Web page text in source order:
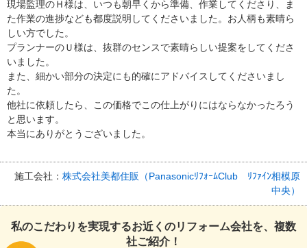
現場監理のＨ様は、いつも朝早くから準備、作業してくださり、ま
た作業の進捗なども都度説明してくださいました。お人柄も素晴ら
しい方でした。
プランナーのＵ様は、抜群のセンスで素晴らしい提案をしてくださ
いました。
また、細かい部分の決定にも的確にアドバイスしてくださいまし
た。
他社に依頼したら、この価格でこの仕上がりにはならなかったろう
と思います。
本当にありがとうございました。
施工会社： 株式会社美都住販（PanasonicﾘﾌｫｰﾑClub ﾘﾌｧｲﾝ相模原
中央）
私のこだわりを実現するお近くのリフォーム会社を、複数
社ご紹介！